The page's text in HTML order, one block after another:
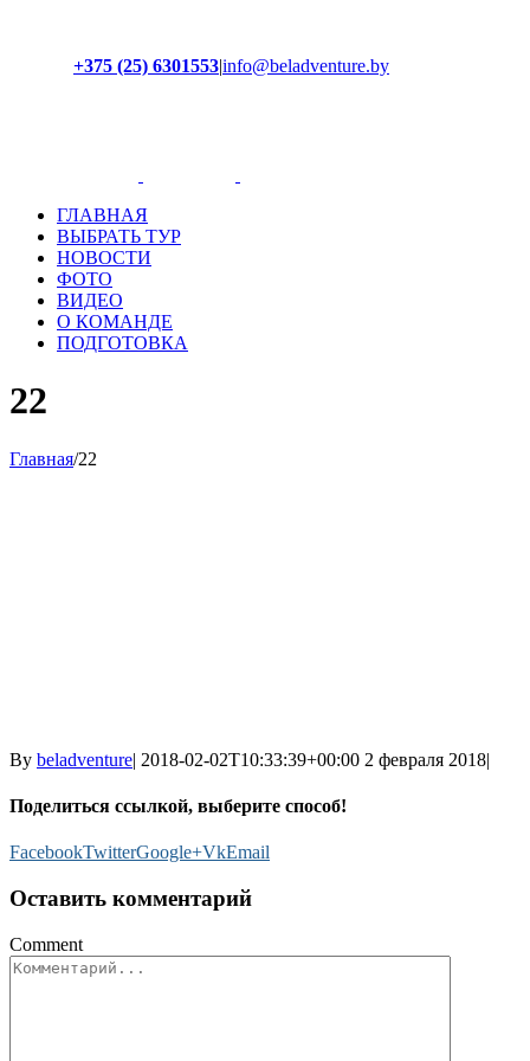
+375 (25) 6301553|info@beladventure.by
ГЛАВНАЯ
ВЫБРАТЬ ТУР
НОВОСТИ
ФОТО
ВИДЕО
О КОМАНДЕ
ПОДГОТОВКА
22
Главная/22
By beladventure| 2018-02-02T10:33:39+00:00 2 февраля 2018|
Поделиться ссылкой, выберите способ!
FacebookTwitterGoogle+VkEmail
Оставить комментарий
Comment